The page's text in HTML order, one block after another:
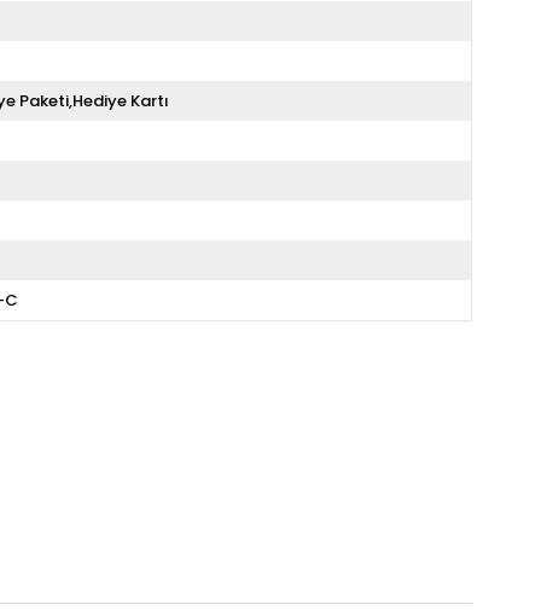
Paketi,Hediye Kartı
C